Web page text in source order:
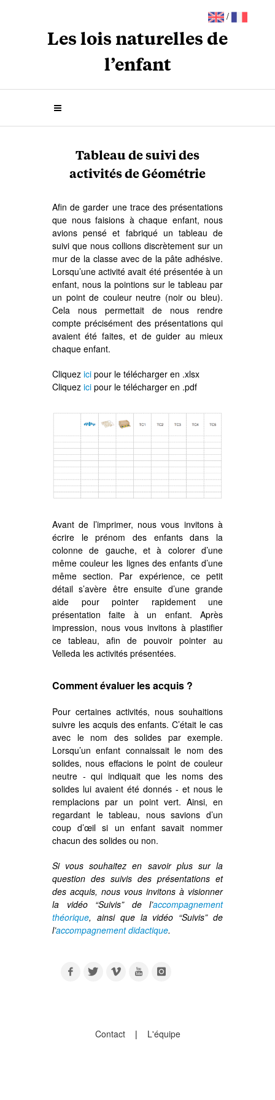
/
Les lois naturelles de
l’enfant
Tableau de suivi des
activités de Géométrie
Afin de garder une trace des présentations
que nous faisions à chaque enfant, nous
avions pensé et fabriqué un tableau de
suivi que nous collions discrètement sur un
mur de la classe avec de la pâte adhésive.
Lorsqu’une activité avait été présentée à un
enfant, nous la pointions sur le tableau par
un point de couleur neutre (noir ou bleu).
Cela nous permettait de nous rendre
compte précisément des présentations qui
avaient été faites, et de guider au mieux
chaque enfant.
Cliquez ici pour le télécharger en .xlsx
Cliquez ici pour le télécharger en .pdf
Avant de l’imprimer, nous vous invitons à
écrire le prénom des enfants dans la
colonne de gauche, et à colorer d’une
même couleur les lignes des enfants d’une
même section. Par expérience, ce petit
détail s’avère être ensuite d’une grande
aide pour pointer rapidement une
présentation faite à un enfant. Après
impression, nous vous invitons à plastifier
ce tableau, afin de pouvoir pointer au
Velleda les activités présentées.
Comment évaluer les acquis ?
Pour certaines activités, nous souhaitions
suivre les acquis des enfants. C’était le cas
avec le nom des solides par exemple.
Lorsqu’un enfant connaissait le nom des
solides, nous effacions le point de couleur
neutre - qui indiquait que les noms des
solides lui avaient été donnés - et nous le
remplacions par un point vert. Ainsi, en
regardant le tableau, nous savions d’un
coup d’œil si un enfant savait nommer
chacun des solides ou non.
Si vous souhaitez en savoir plus sur la
question des suivis des présentations et
des acquis, nous vous invitons à visionner
la vidéo “Suivis” de l’accompagnement
théorique, ainsi que la vidéo “Suivis” de
l’accompagnement didactique.
Contact | L'équipe